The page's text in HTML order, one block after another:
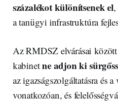
százalékot különítsenek el,
a tanügyi infrastruktúra
Az RMDSZ elvárásai
kabinetne adjon ki
az igazságszolgáltatásra és
vonatkozóan, és